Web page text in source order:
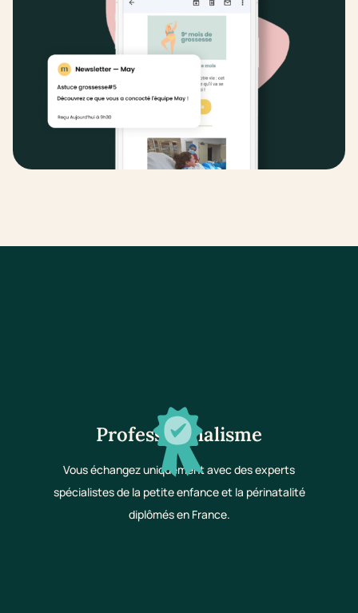
Professionnalisme
Vous échangez uniquement avec des experts
spécialistes de la petite enfance et la périnatalité
diplômés en France.